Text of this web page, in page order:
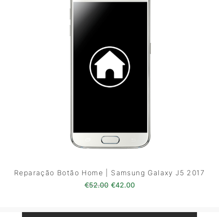
Reparação Botão Home | Samsung Galaxy J5 2017
€52.00 O preço original era: €52.00.
€42.00O preço atual é: